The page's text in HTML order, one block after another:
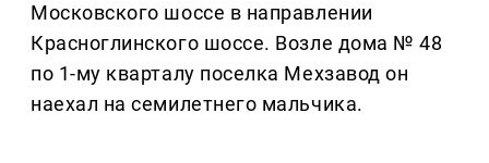
Московского шоссе в направлении
Красноглинского шоссе. Возле дома № 48
по 1-му кварталу поселка Мехзавод он
наехал на семилетнего мальчика.